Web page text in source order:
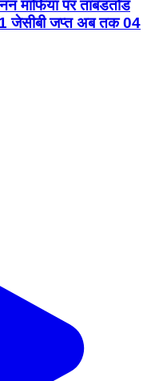
माफिया पर ताबडतोड
जेसीबी जप्त अब तक 04